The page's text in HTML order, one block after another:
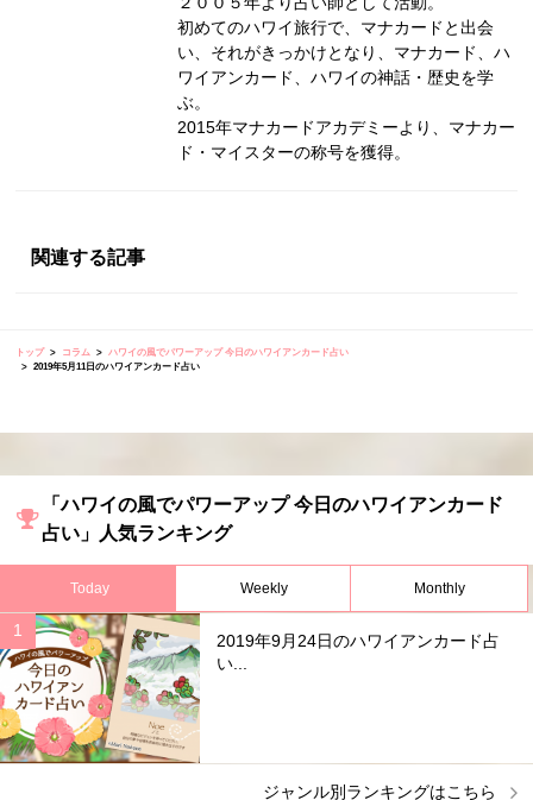
初めてのハワイ旅行で、マナカードと出会
い、それがきっかけとなり、マナカード、ハ
ワイアンカード、ハワイの神話・歴史を学
ぶ。
2015年マナカードアカデミーより、マナカー
ド・マイスターの称号を獲得。
関連する記事
トップ コラム
ハワイの風でパワーアップ 今日のハワイアンカード占い
2019年5月11日のハワイアンカード占い
「ハワイの風でパワーアップ 今日のハワイアンカード
占い」人気ランキング
Today Weekly Monthly
2019年9月24日のハワイアンカード占
い...
ジャンル別ランキングはこちら